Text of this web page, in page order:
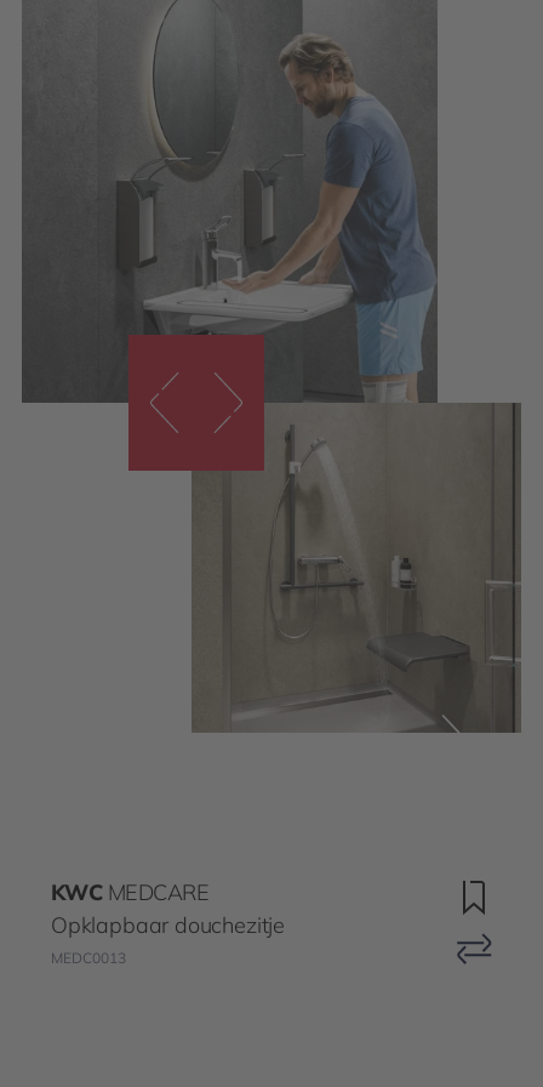
KWC MEDCARE
Opklapbaar douchezitje
MEDC0013